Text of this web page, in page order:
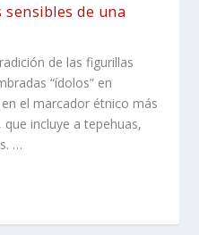
de una
de las figurillas
“ídolos” en
el marcador étnico más
incluye a tepehuas,
…